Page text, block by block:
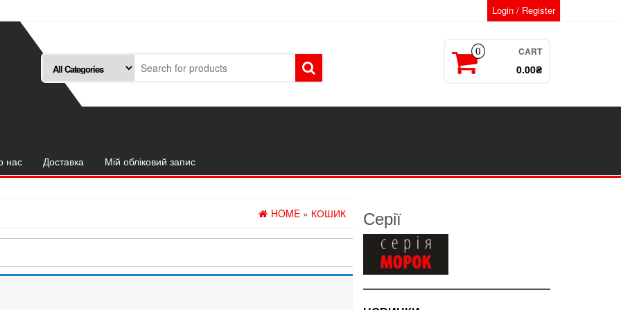
Login / Register
0 CART
0.00₴
нас Доставка Мій обліковий запис
HOME » КОШИК Серії